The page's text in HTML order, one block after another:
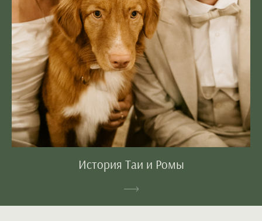
История Таи и Ромы